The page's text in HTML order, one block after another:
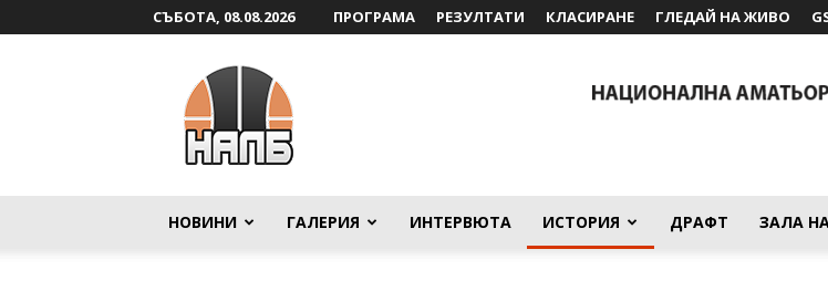
СЪБОТА, 08.08.2026 ПРОГРАМА РЕЗУЛТАТИ КЛАСИРАНЕ ГЛЕДАЙ НА ЖИВО
НОВИНИ ГАЛЕРИЯ ИНТЕРВЮТА ИСТОРИЯ ДРАФТ ЗАЛА